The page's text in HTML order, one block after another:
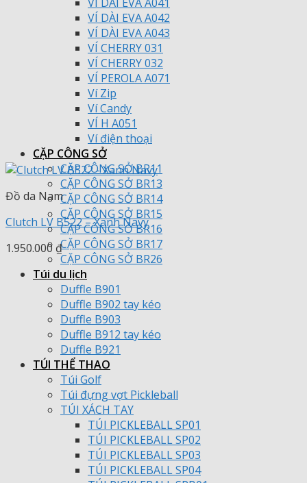
VÍ DÀI EVA A042
VÍ DÀI EVA A043
VÍ CHERRY 031
VÍ CHERRY 032
VÍ PEROLA A071
Ví Zip
Ví Candy
VÍ H A051
Ví điện thoại
CẶP CÔNG SỞ
CẶP CÔNG SỞ BR11
CẶP CÔNG SỞ BR13
CẶP CÔNG SỞ BR14
CẶP CÔNG SỞ BR15
CẶP CÔNG SỞ BR16
CẶP CÔNG SỞ BR17
CẶP CÔNG SỞ BR26
Túi du lịch
Duffle B901
Duffle B902 tay kéo
Duffle B903
Duffle B912 tay kéo
Duffle B921
TÚI THỂ THAO
Túi Golf
Túi đựng vợt Pickleball
TÚI XÁCH TAY
TÚI PICKLEBALL SP01
TÚI PICKLEBALL SP02
TÚI PICKLEBALL SP03
TÚI PICKLEBALL SP04
Đồ da Nam
Clutch LV B522 – Xanh Navy
1.950.000 ₫